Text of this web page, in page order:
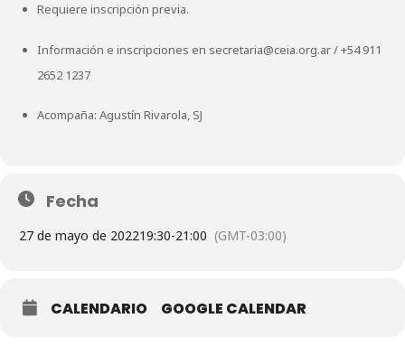
Requiere inscripción previa.
Información e inscripciones en secretaria@ceia.org.ar/+54 911
2652 1237
Acompaña: Agustín Rivarola, SJ
Fecha
27 de mayo de 202219:30-21:00 (GMT-03:00)
CALENDARIO GOOGLE CALENDAR